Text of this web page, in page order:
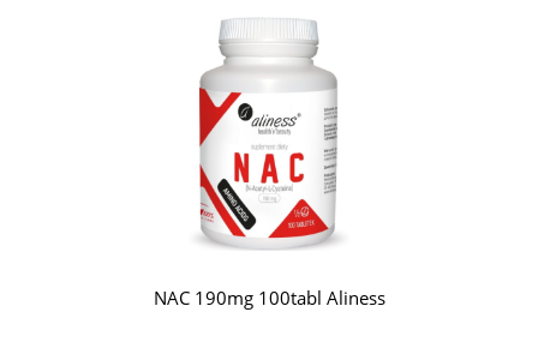
NAC 190mg 100tabl Aliness